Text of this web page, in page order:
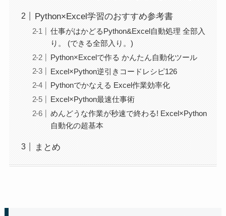
Python×Excel学習のおすすめ参考書
仕事がはかどるPython&Excel自動処理 全部入
り。 (できる全部入り。)
Python×Excelで作る かんたん自動化ツール
Excel×Python逆引きコードレシピ126
Pythonでかなえる Excel作業効率化
Excel×Python最速仕事術
めんどうな作業が秒速で終わる! Excel×Python
自動化の超基本
まとめ